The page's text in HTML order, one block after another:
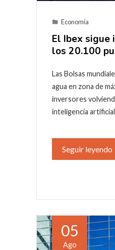
Economía
El Ibex sigue
los 20.100
Las Bolsas
agua en zona de
inversores
inteligencia
Seguir leyendo
05
Ago